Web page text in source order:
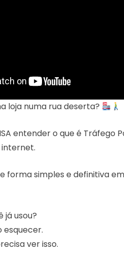
loja numa rua deserta?
entender o que é
forma simples e definitiva
já usou?
esquecer.
ver isso.